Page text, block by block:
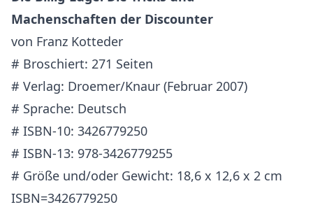
Machenschaften der Discounter
von Franz Kotteder
# Broschiert: 271 Seiten
# Verlag: Droemer/Knaur (Februar 2007)
# Sprache: Deutsch
# ISBN-10: 3426779250
# ISBN-13: 978-3426779255
# Größe und/oder Gewicht: 18,6 x 12,6 x 2 cm
ISBN=3426779250